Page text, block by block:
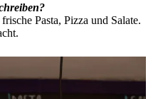
Pasta, Pizza und Salate.